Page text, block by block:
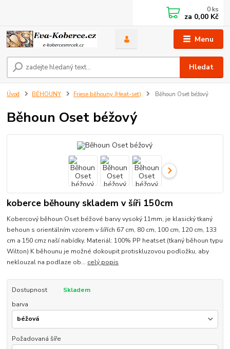
Menu
Hledat
0 ks
za 0,00 Kč
Úvod BĚHOUNY Friese běhouny (Heat-set) Běhoun Oset béžový
Běhoun Oset béžový
koberce běhouny skladem v šíři 150cm
Kobercový běhoun Oset béžové barvy vysoký 11mm, je klasický tkaný
behoun s orientálním vzorem v šířích 67 cm, 80 cm, 100 cm, 120 cm, 133
cm a 150 cmz naší nabídky. Materiál: 100% PP heatset (tkaný běhoun typu
Wilton) K běhounu je možné dokoupit protiskluzovou podložku, aby
neklouzal na podlaze ob... celý popis
Dostupnost
Skladem
barva
Požadovaná šíře